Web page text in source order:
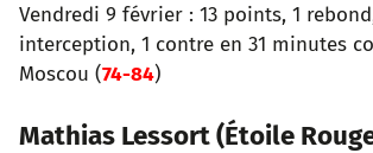
Vendredi 9 février : 13 points, 1
interception, 1 contre en 31 minutes
Moscou (74-84)
Mathias Lessort (Étoile